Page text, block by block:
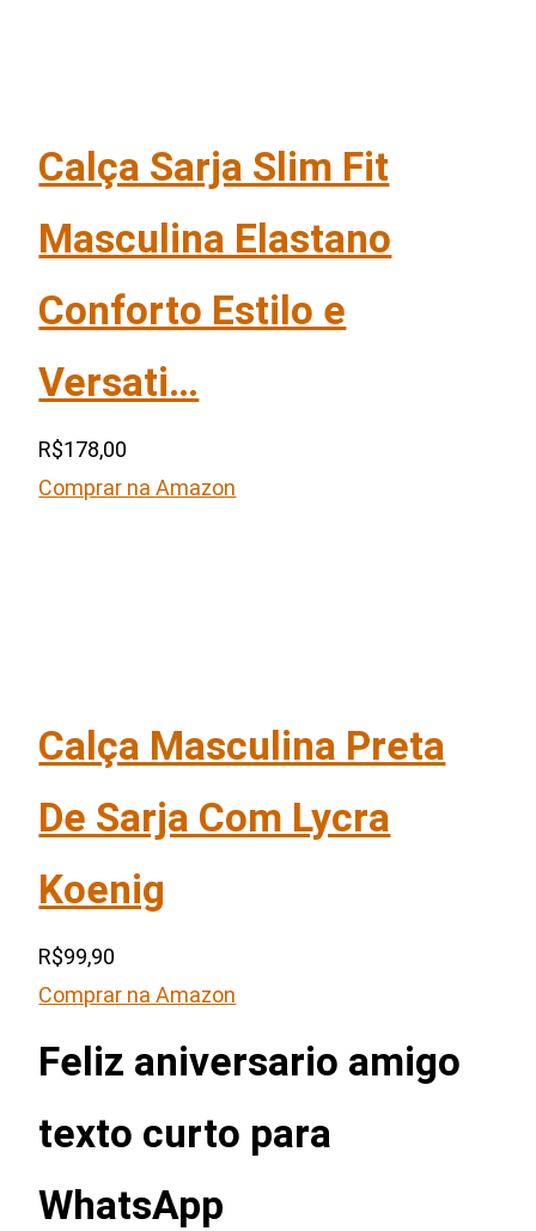
Calça Sarja Slim Fit
Masculina Elastano
Conforto Estilo e
Versati…
R$178,00
Comprar na Amazon
Calça Masculina Preta
De Sarja Com Lycra
Koenig
R$99,90
Comprar na Amazon
Feliz aniversario amigo
texto curto para
WhatsApp